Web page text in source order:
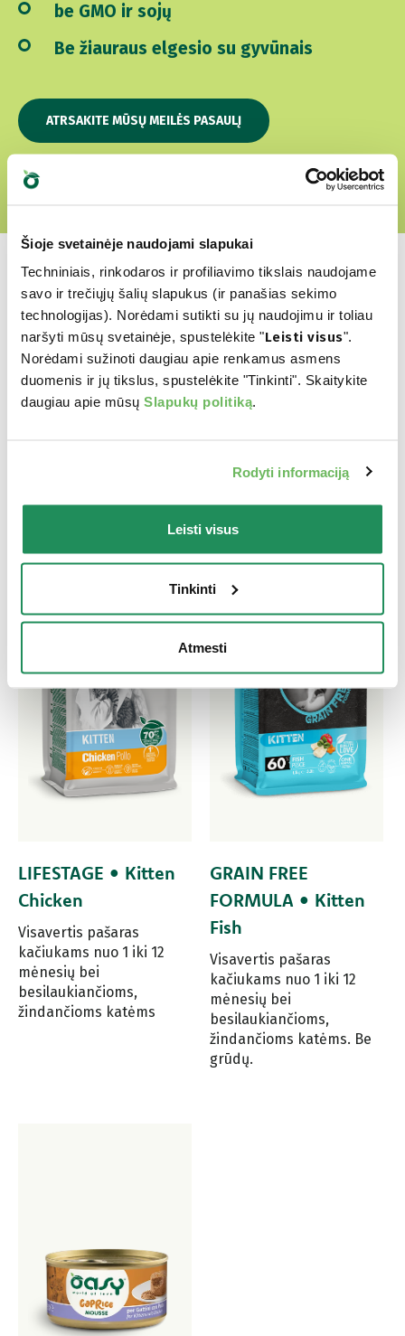
Šioje svetainėje naudojami slapukai
Techniniais, rinkodaros ir profiliavimo tikslais naudojame
savo ir trečiųjų šalių slapukus (ir panašias sekimo
technologijas). Norėdami sutikti su jų naudojimu ir toliau
naršyti mūsų svetainėje, spustelėkite "Leisti visus".
Norėdami sužinoti daugiau apie renkamus asmens
duomenis ir jų tikslus, spustelėkite "Tinkinti". Skaitykite
daugiau apie mūsų Slapukų politiką.
Rodyti informaciją
Leisti visus
Tinkinti
Atmesti
be GMO ir sojų
Be žiauraus elgesio su gyvūnais
ATRSAKITE MŪSŲ MEILĖS PASAULĮ
Kuris yra jų
mėgstamiausias?
LIFESTAGE • Kitten
Chicken
Visavertis pašaras
kačiukams nuo 1 iki 12
mėnesių bei
besilaukiančioms,
žindančioms katėms
GRAIN FREE
FORMULA • Kitten
Fish
Visavertis pašaras
kačiukams nuo 1 iki 12
mėnesių bei
besilaukiančioms,
žindančioms katėms. Be
grūdų.